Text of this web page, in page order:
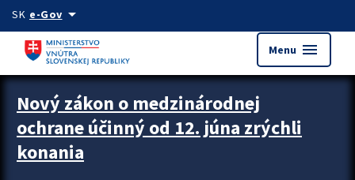
Preskocit na hlavný obsah
SK e-Govarrow_drop_down
Menu menu
Zastavit automatický posun upútavok
Nový zákon o medzinárodnej
ochrane účinný od 12. júna zrýchli
konania